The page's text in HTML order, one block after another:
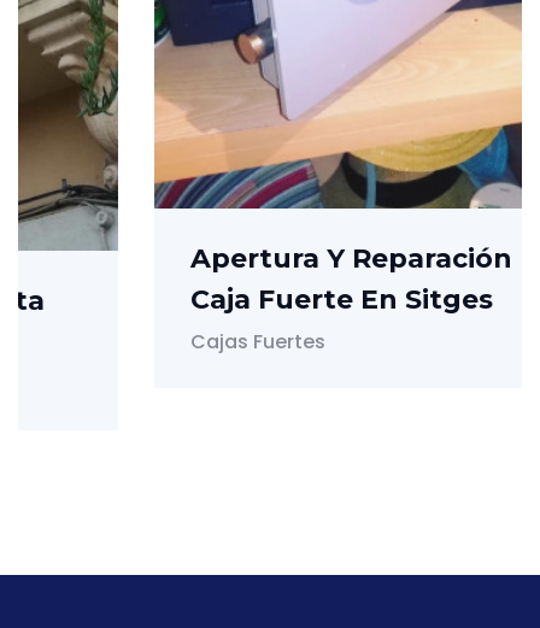
Apertura Y Reparación De
Caja Fuerte En Sitges
Cajas Fuertes